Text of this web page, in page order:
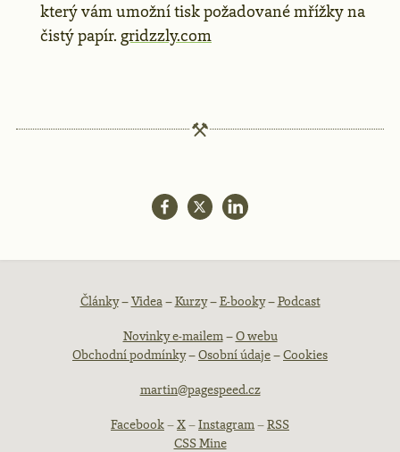
který vám umožní tisk požadované mřížky na
čistý papír. gridzzly.com
Patička
webu
Články–Videa–Kurzy–E-booky–Podcast
Novinky e-mailem–O webu
Obchodní podmínky–Osobní údaje–Cookies
martin@pagespeed.cz
Facebook–X–Instagram–RSS
CSS Mine